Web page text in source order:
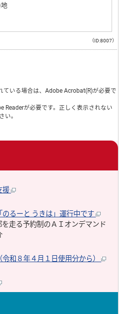
（ID:8007）
ている場合は、Adobe Acrobat(R)が必要で
Readerが必要です。正しく表示されない
い。
援
るーと うきは」運行中です
走る予約制のＡＩオンデマンド
令和８年４月１日使用分から）